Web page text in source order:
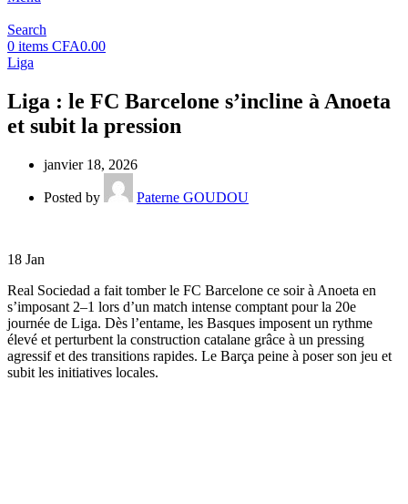
Search
0 items CFA0.00
Liga
Liga : le FC Barcelone s’incline à Anoeta
et subit la pression
janvier 18, 2026
Posted by Paterne GOUDOU
18 Jan
Real Sociedad a fait tomber le FC Barcelone ce soir à Anoeta en
s’imposant 2–1 lors d’un match intense comptant pour la 20e
journée de Liga. Dès l’entame, les Basques imposent un rythme
élevé et perturbent la construction catalane grâce à un pressing
agressif et des transitions rapides. Le Barça peine à poser son jeu et
subit les initiatives locales.